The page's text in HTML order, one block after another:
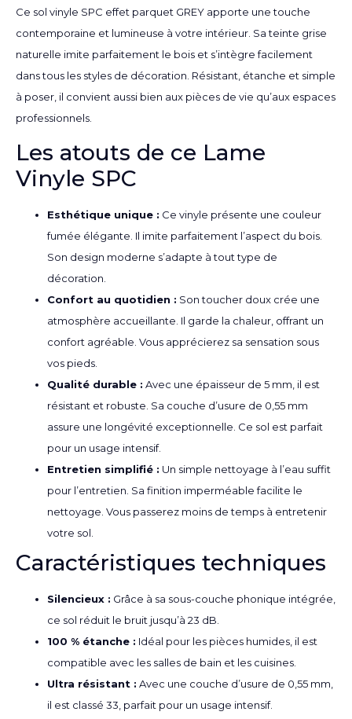
Ce sol vinyle SPC effet parquet GREY apporte une touche
contemporaine et lumineuse à votre intérieur. Sa teinte grise
naturelle imite parfaitement le bois et s’intègre facilement
dans tous les styles de décoration. Résistant, étanche et simple
à poser, il convient aussi bien aux pièces de vie qu’aux espaces
professionnels.
Les atouts de ce Lame
Vinyle SPC
Esthétique unique : Ce vinyle présente une couleur
fumée élégante. Il imite parfaitement l’aspect du bois.
Son design moderne s’adapte à tout type de
décoration.
Confort au quotidien : Son toucher doux crée une
atmosphère accueillante. Il garde la chaleur, offrant un
confort agréable. Vous apprécierez sa sensation sous
vos pieds.
Qualité durable : Avec une épaisseur de 5 mm, il est
résistant et robuste. Sa couche d’usure de 0,55 mm
assure une longévité exceptionnelle. Ce sol est parfait
pour un usage intensif.
Entretien simplifié : Un simple nettoyage à l’eau suffit
pour l’entretien. Sa finition imperméable facilite le
nettoyage. Vous passerez moins de temps à entretenir
votre sol.
Caractéristiques techniques
Silencieux : Grâce à sa sous-couche phonique intégrée,
ce sol réduit le bruit jusqu’à 23 dB.
100 % étanche : Idéal pour les pièces humides, il est
compatible avec les salles de bain et les cuisines.
Ultra résistant : Avec une couche d’usure de 0,55 mm,
il est classé 33, parfait pour un usage intensif.